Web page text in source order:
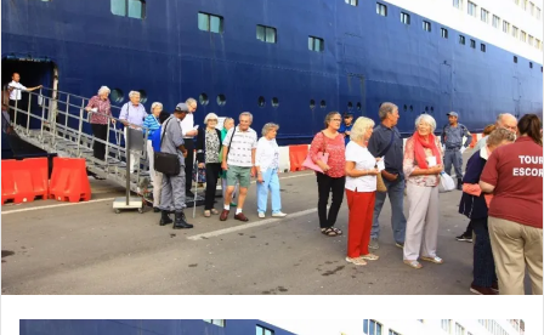
ي
ا
إ
ل
ك
ت
ر
و
ن
ي